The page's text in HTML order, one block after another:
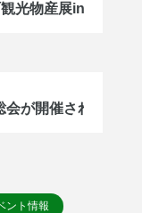
光物産展in尼崎
会が開催されました
ント情報